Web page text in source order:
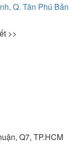
lưu ý trong
xuyên bảo
đảm bảo độ an
sử dụng máy
Q. Tân Phú Bản
>>
Q7, TP.HCM